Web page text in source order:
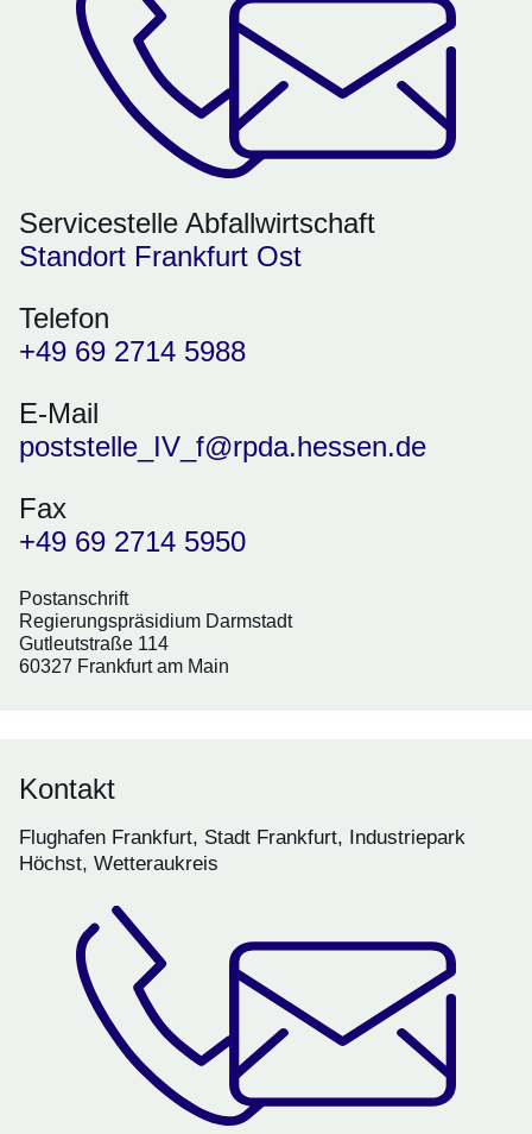
Servicestelle Abfallwirtschaft
Standort Frankfurt Ost
Telefon
+49 69 2714 5988
E-Mail
poststelle_IV_f@rpda.hessen.de
Fax
+49 69 2714 5950
Postanschrift
Regierungspräsidium Darmstadt
Gutleutstraße 114
60327 Frankfurt am Main
Kontakt
Flughafen Frankfurt, Stadt Frankfurt, Industriepark
Höchst, Wetteraukreis